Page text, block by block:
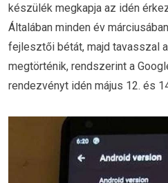
készülék megkapja az idén
Általában minden év
fejlesztői bétát, majd tavasszal
megtörténik, rendszerint a
rendezvényt idén május 12. és